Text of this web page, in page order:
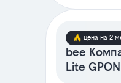
цена на 2
bee
Lite GPON